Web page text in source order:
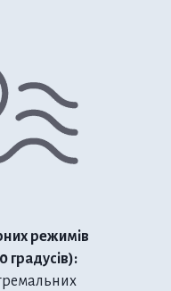
режимів
градусів):